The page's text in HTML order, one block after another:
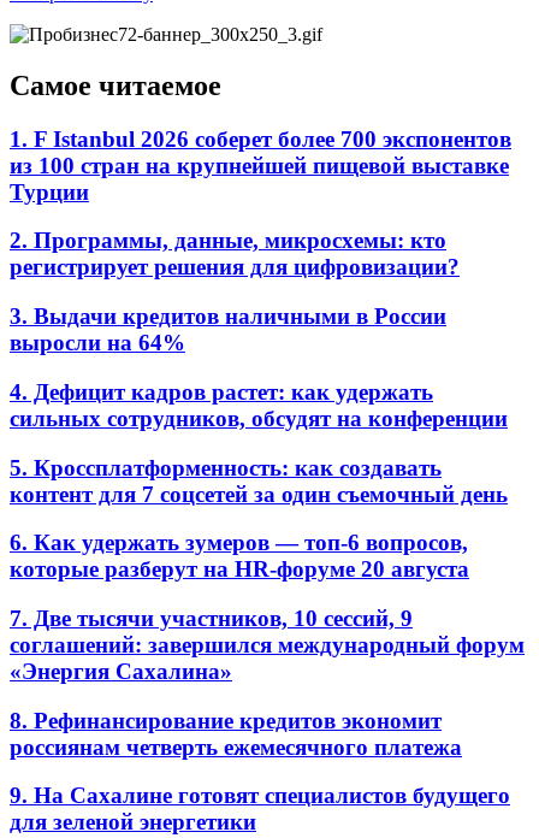
Самое читаемое
1. F Istanbul 2026 соберет более 700 экспонентов
из 100 стран на крупнейшей пищевой выставке
Турции
2. Программы, данные, микросхемы: кто
регистрирует решения для цифровизации?
3. Выдачи кредитов наличными в России
выросли на 64%
4. Дефицит кадров растет: как удержать
сильных сотрудников, обсудят на конференции
5. Кроссплатформенность: как создавать
контент для 7 соцсетей за один съемочный день
6. Как удержать зумеров — топ-6 вопросов,
которые разберут на HR-форуме 20 августа
7. Две тысячи участников, 10 сессий, 9
соглашений: завершился международный форум
«Энергия Сахалина»
8. Рефинансирование кредитов экономит
россиянам четверть ежемесячного платежа
9. На Сахалине готовят специалистов будущего
для зеленой энергетики